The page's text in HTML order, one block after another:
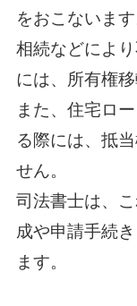
をおこないます
相続などによ
には、所有権
また、住宅ロ
る際には、抵
せん。
司法書士は、
成や申請手続
ます。